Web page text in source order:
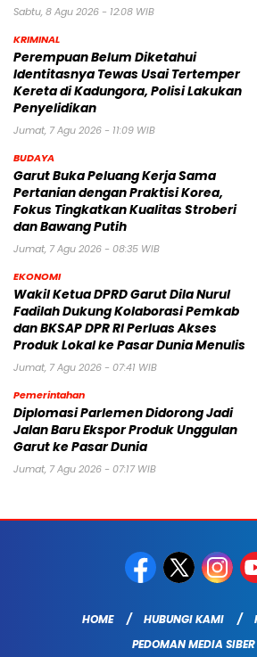
Sabtu, 8 Agu 2026 - 12:08 WIB
KRIMINAL
Perempuan Belum Diketahui
Identitasnya Tewas Usai Tertemper
Kereta di Kadungora, Polisi Lakukan
Penyelidikan
Jumat, 7 Agu 2026 - 11:09 WIB
BUDAYA
Garut Buka Peluang Kerja Sama
Pertanian dengan Praktisi Korea,
Fokus Tingkatkan Kualitas Stroberi
dan Bawang Putih
Jumat, 7 Agu 2026 - 08:35 WIB
EKONOMI
Wakil Ketua DPRD Garut Dila Nurul
Fadilah Dukung Kolaborasi Pemkab
dan BKSAP DPR RI Perluas Akses
Produk Lokal ke Pasar Dunia Menulis
Jumat, 7 Agu 2026 - 07:41 WIB
Pemerintahan
Diplomasi Parlemen Didorong Jadi
Jalan Baru Ekspor Produk Unggulan
Garut ke Pasar Dunia
Jumat, 7 Agu 2026 - 07:17 WIB
HOME HUBUNGI KAMI
PEDOMAN MEDIA SIBER